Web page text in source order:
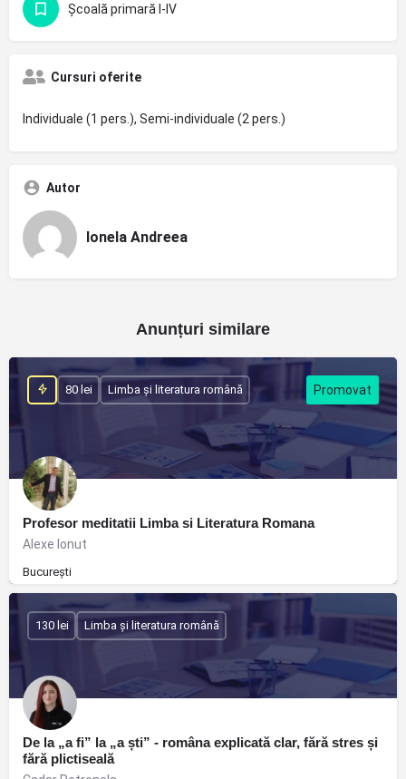
Școală primară I-IV
Cursuri oferite
Individuale (1 pers.), Semi-individuale (2 pers.)
Autor
Ionela Andreea
Anunțuri similare
Profesor meditatii Limba si Literatura Romana
Alexe Ionut
București
80 lei Limba și literatura română
De la „a fi” la „a ști” - româna explicată clar, fără stres și
fără plictiseală
130 lei Limba și literatura română